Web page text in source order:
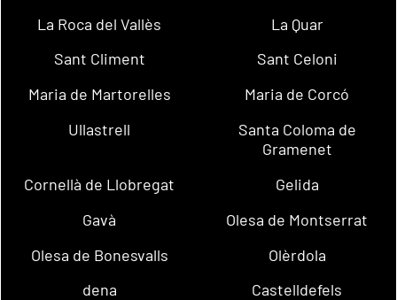
La Roca del Vallès
La Quar
Sant Climent
Sant Celoni
Maria de Martorelles
Maria de Corcó
Ullastrell
Santa Coloma de
Gramenet
Cornellà de Llobregat
Gelida
Gavà
Olesa de Montserrat
Olesa de Bonesvalls
Olèrdola
dena
Castelldefels